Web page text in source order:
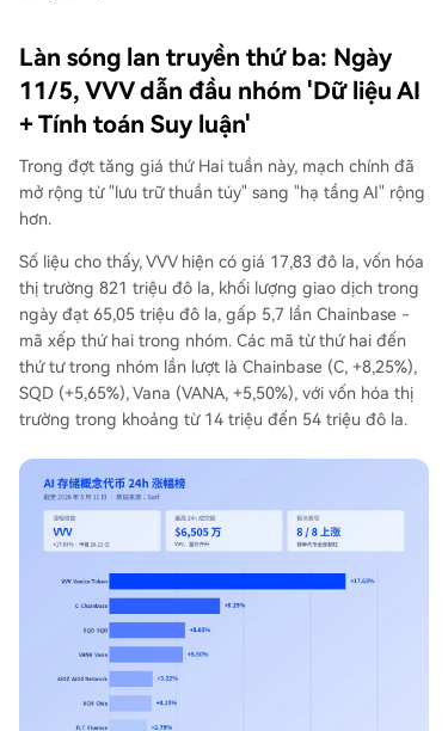
Làn sóng lan truyền thứ ba: Ngày
11/5, VVV dẫn đầu nhóm 'Dữ liệu AI
+ Tính toán Suy luận'
Trong đợt tăng giá thứ Hai tuần này, mạch chính đã
mở rộng từ "lưu trữ thuần túy" sang "hạ tầng AI" rộng
hơn.
Số liệu cho thấy, VVV hiện có giá 17,83 đô la, vốn hóa
thị trường 821 triệu đô la, khối lượng giao dịch trong
ngày đạt 65,05 triệu đô la, gấp 5,7 lần Chainbase -
mã xếp thứ hai trong nhóm. Các mã từ thứ hai đến
thứ tư trong nhóm lần lượt là Chainbase (C, +8,25%),
SQD (+5,65%), Vana (VANA, +5,50%), với vốn hóa thị
trường trong khoảng từ 14 triệu đến 54 triệu đô la.